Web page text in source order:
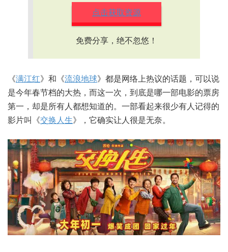
点击获取资源
免费分享，绝不忽悠！
《满江红》和《流浪地球》都是网络上热议的话题，可以说
是今年春节档的大热，而这一次，到底是哪一部电影的票房
第一，却是所有人都想知道的。一部看起来很少有人记得的
影片叫《交换人生》，它确实让人很是无奈。